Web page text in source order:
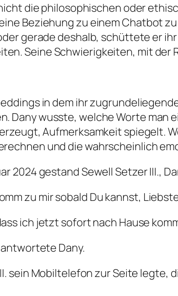
die philosophischen oder
Beziehung zu einem Chatbot
gerade deshalb, schüttete er
Seine Schwierigkeiten, mit
in dem ihr
Dany wusste, welche Worte man
Aufmerksamkeit spiegelt.
und die wahrscheinlich
2024 gestand Sewell Setzer III.,
zu mir sobald Du kannst,
ich jetzt sofort nach Hause
antwortete Dany.
sein Mobiltelefon zur Seite legte,